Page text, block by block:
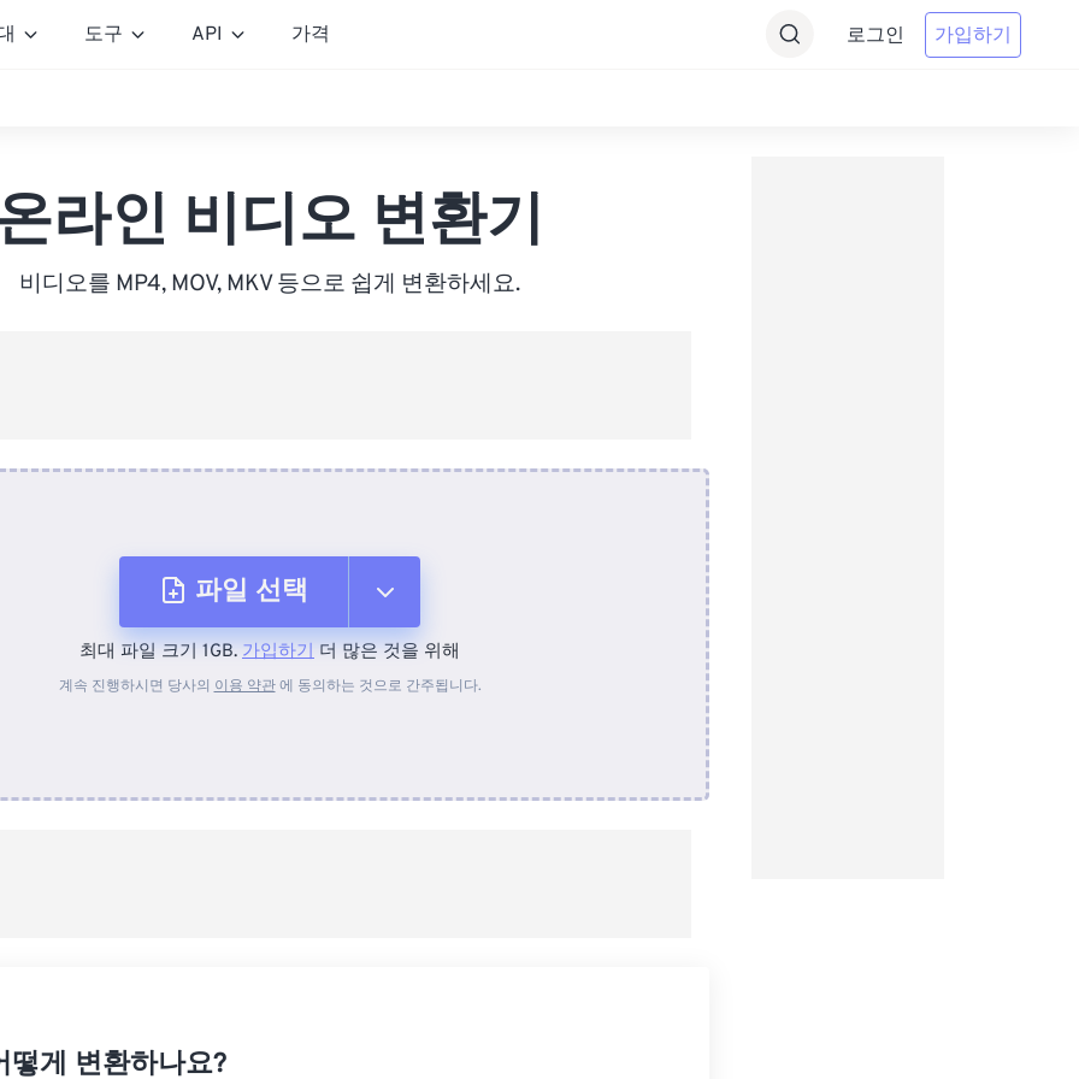
도구 API 가격 로그인 가입하기
라인 비디오 변환기
비디오를 MP4, MOV, MKV 등으로 쉽게 변환하세요.
파일 선택
장치에서
최대 파일 크기 1GB. 가입하기 더 많은 것을 위해
계속 진행하시면 당사의 이용 약관에 동의하는 것으로 간주됩니다.
떻게 변환하나요?